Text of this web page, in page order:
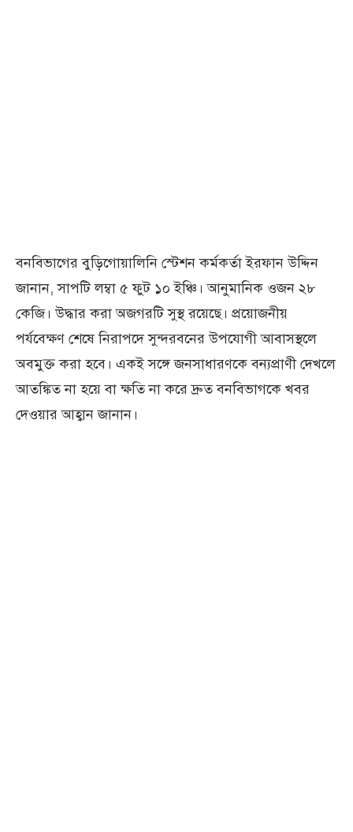
বনবিভাগের বুড়িগোয়ালিনি স্টেশন কর্মকর্তা ইরফান উদ্দিন
জানান, সাপটি লম্বা ৫ ফুট ১০ ইঞ্চি। আনুমানিক ওজন ২৮
কেজি। উদ্ধার করা অজগরটি সুস্থ রয়েছে। প্রয়োজনীয়
পর্যবেক্ষণ শেষে নিরাপদে সুন্দরবনের উপযোগী আবাসস্থলে
অবমুক্ত করা হবে। একই সঙ্গে জনসাধারণকে বন্যপ্রাণী দেখলে
আতঙ্কিত না হয়ে বা ক্ষতি না করে দ্রুত বনবিভাগকে খবর
দেওয়ার আহ্বান জানান।